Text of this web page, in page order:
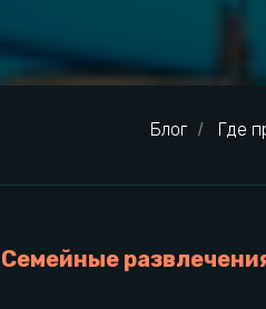
Блог / Где
Семейные